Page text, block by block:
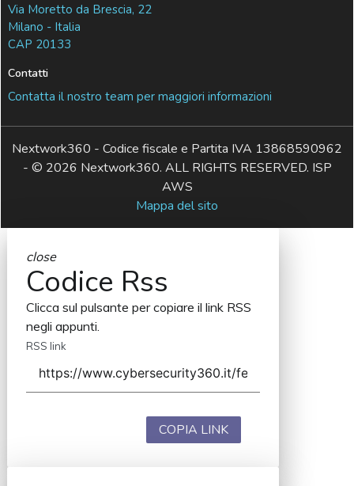
Via Moretto da Brescia, 22
Milano - Italia
CAP 20133
Contatti
Contatta il nostro team per maggiori informazioni
Nextwork360 - Codice fiscale e Partita IVA 13868590962
- © 2026 Nextwork360. ALL RIGHTS RESERVED. ISP
AWS
Mappa del sito
close
Codice Rss
Clicca sul pulsante per copiare il link RSS
negli appunti.
RSS link
COPIA LINK